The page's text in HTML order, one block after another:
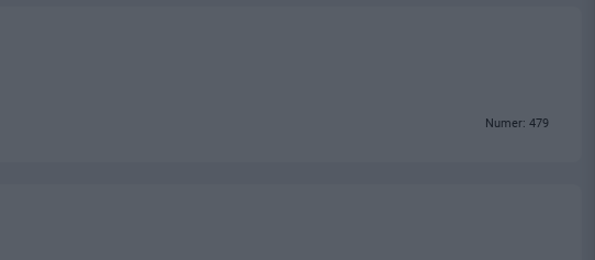
Numer: 479